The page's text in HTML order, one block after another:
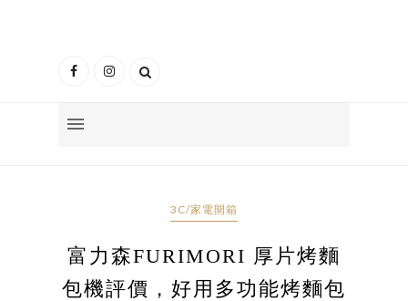
3C/家電開箱
富力森FURIMORI 厚片烤麵
包機評價，好用多功能烤麵包